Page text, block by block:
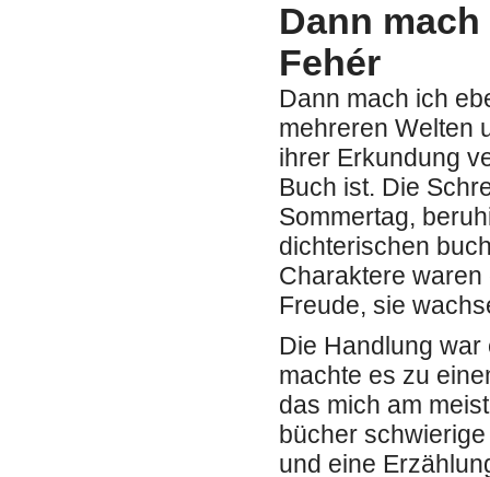
Dann
Fehér
Dann mach ich
mehreren Welten
ihrer Erkundung
Buch ist. Die
Sommertag,
dichterischen
Charaktere
Freude, sie
Die Handlung
machte es zu
das mich am
bücher
und eine